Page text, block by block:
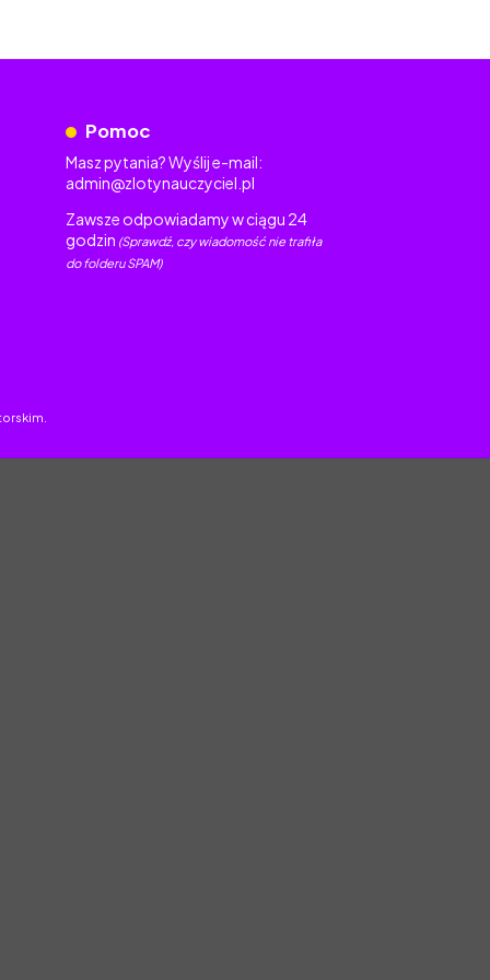
Pomoc
Masz pytania? Wyślij e-mail:
admin@zlotynauczyciel.pl
Zawsze odpowiadamy w ciągu 24
godzin (Sprawdź, czy wiadomość nie trafiła
do folderu SPAM)